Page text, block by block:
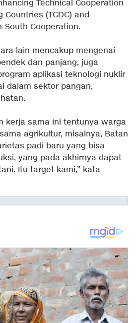
Technical Cooperation
(TCDC) and
South Cooperation.
lain mencakup mengenai
dan panjang, juga
aplikasi teknologi nuklir
dalam sektor pangan,
kerja sama ini tentunya warga
agrikultur, misalnya, Batan
padi baru yang bisa
yang pada akhirnya dapat
Itu target kami,” kata